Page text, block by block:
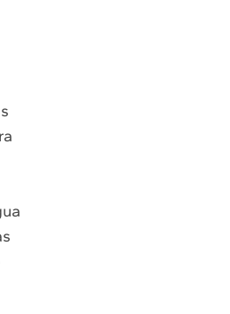
assistência técnica